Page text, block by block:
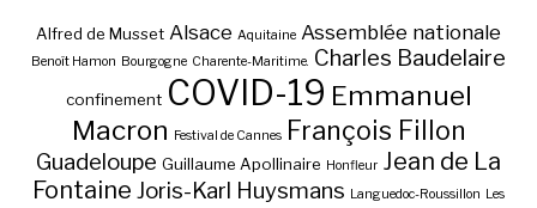
Alfred de Musset Alsace Aquitaine Assemblée nationale
Benoît Hamon Bourgogne Charente-Maritime. Charles Baudelaire
confinement COVID-19 Emmanuel
Macron
Festival de Cannes François Fillon
Guadeloupe Guillaume Apollinaire Honfleur Jean de La
Fontaine Joris-Karl Huysmans Languedoc-Roussillon Les